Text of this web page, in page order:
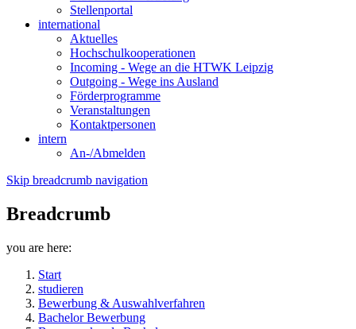
Stellenportal
international
Aktuelles
Hochschulkooperationen
Incoming - Wege an die HTWK Leipzig
Outgoing - Wege ins Ausland
Förderprogramme
Veranstaltungen
Kontaktpersonen
intern
An-/Abmelden
Skip breadcrumb navigation
Breadcrumb
you are here:
Start
studieren
Bewerbung & Auswahlverfahren
Bachelor Bewerbung